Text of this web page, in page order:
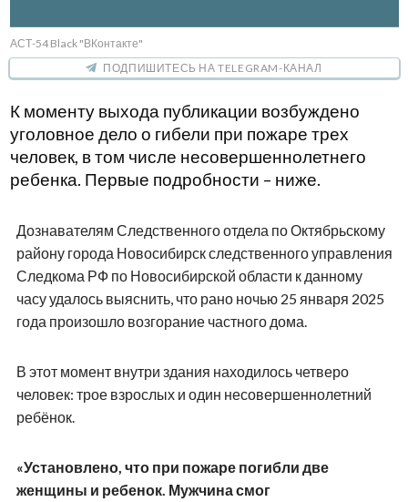
АСТ-54 Black "ВКонтакте"
ПОДПИШИТЕСЬ НА TELEGRAM-КАНАЛ
К моменту выхода публикации возбуждено
уголовное дело о гибели при пожаре трех
человек, в том числе несовершеннолетнего
ребенка. Первые подробности – ниже.
Дознавателям Следственного отдела по Октябрьскому
району города Новосибирск следственного управления
Следкома РФ по Новосибирской области к данному
часу удалось выяснить, что рано ночью 25 января 2025
года произошло возгорание частного дома.
В этот момент внутри здания находилось четверо
человек: трое взрослых и один несовершеннолетний
ребёнок.
«Установлено, что при пожаре погибли две
женщины и ребенок. Мужчина смог